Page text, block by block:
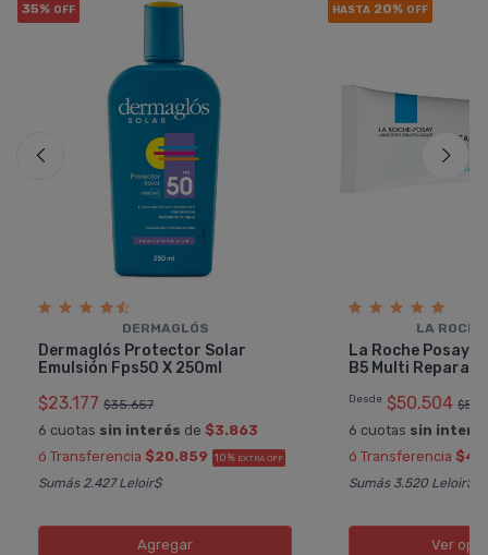
35% OFF
DERMAGLÓS
Dermaglós Protector Solar
Emulsión Fps50 X 250ml
$23.177 $35.657
6 cuotas sin interés de $3.863
ó Transferencia $20.859 10% EXTRA OFF
Sumás 2.427 Leloir$
Agregar
HASTA 20% OFF
LA
La Roche Posay
B5 Multi
Desde $50.504
6 cuotas sin
ó Transferencia
Sumás 3.520 Leloir$
Ver